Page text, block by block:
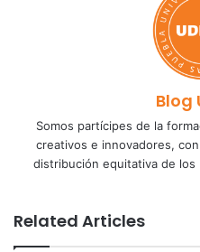
Blog
Somos partícipes de la
creativos e innovadores,
distribución equitativa de los
Related Articles